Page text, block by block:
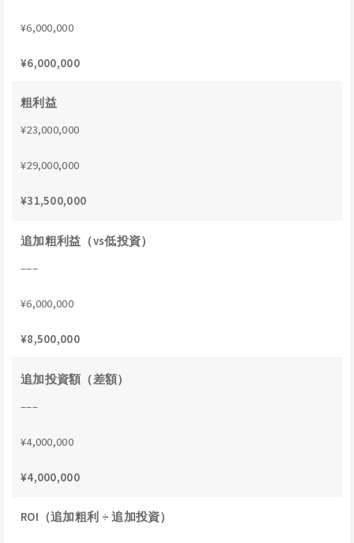
¥6,000,000
¥6,000,000
粗利益
¥23,000,000
¥29,000,000
¥31,500,000
追加粗利益（vs低投資）
–––
¥6,000,000
¥8,500,000
追加投資額（差額）
–––
¥4,000,000
¥4,000,000
ROI（追加粗利 ÷ 追加投資）